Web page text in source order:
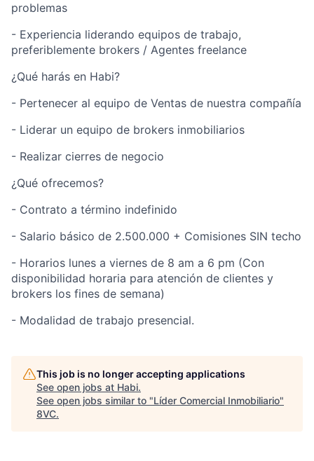
problemas
- Experiencia liderando equipos de trabajo,
preferiblemente brokers / Agentes freelance
¿Qué harás en Habi?
- Pertenecer al equipo de Ventas de nuestra compañía
- Liderar un equipo de brokers inmobiliarios
- Realizar cierres de negocio
¿Qué ofrecemos?
- Contrato a término indefinido
- Salario básico de 2.500.000 + Comisiones SIN techo
- Horarios lunes a viernes de 8 am a 6 pm (Con
disponibilidad horaria para atención de clientes y
brokers los fines de semana)
- Modalidad de trabajo presencial.
This job is no longer accepting applications
See open jobs at Habi.
See open jobs similar to "Líder Comercial Inmobiliario"
8VC.